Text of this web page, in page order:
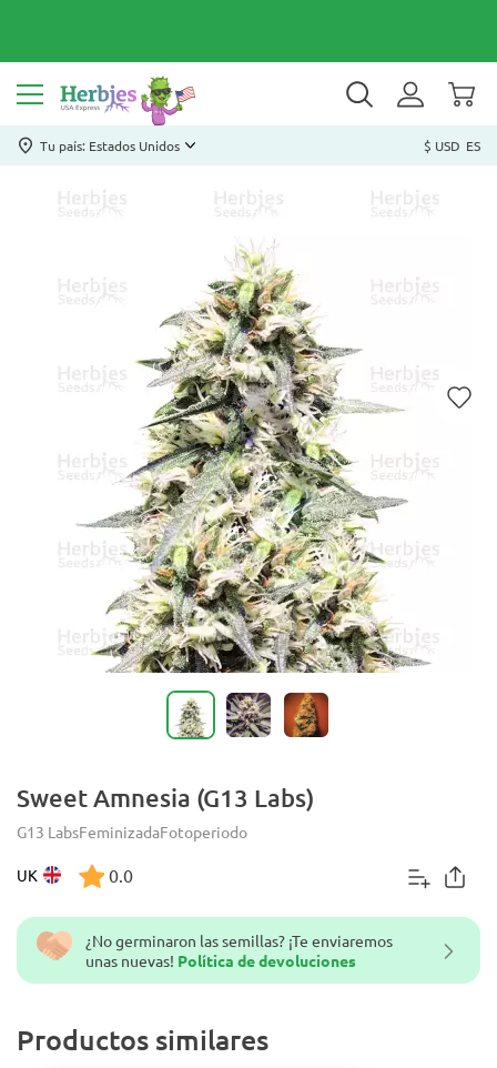
Tu país: Estados Unidos $ USD ES
Sweet Amnesia (G13 Labs)
G13 LabsFeminizadaFotoperiodo
UK 0.0
¿No germinaron las semillas? ¡Te enviaremos
unas nuevas! Política de devoluciones
Productos similares